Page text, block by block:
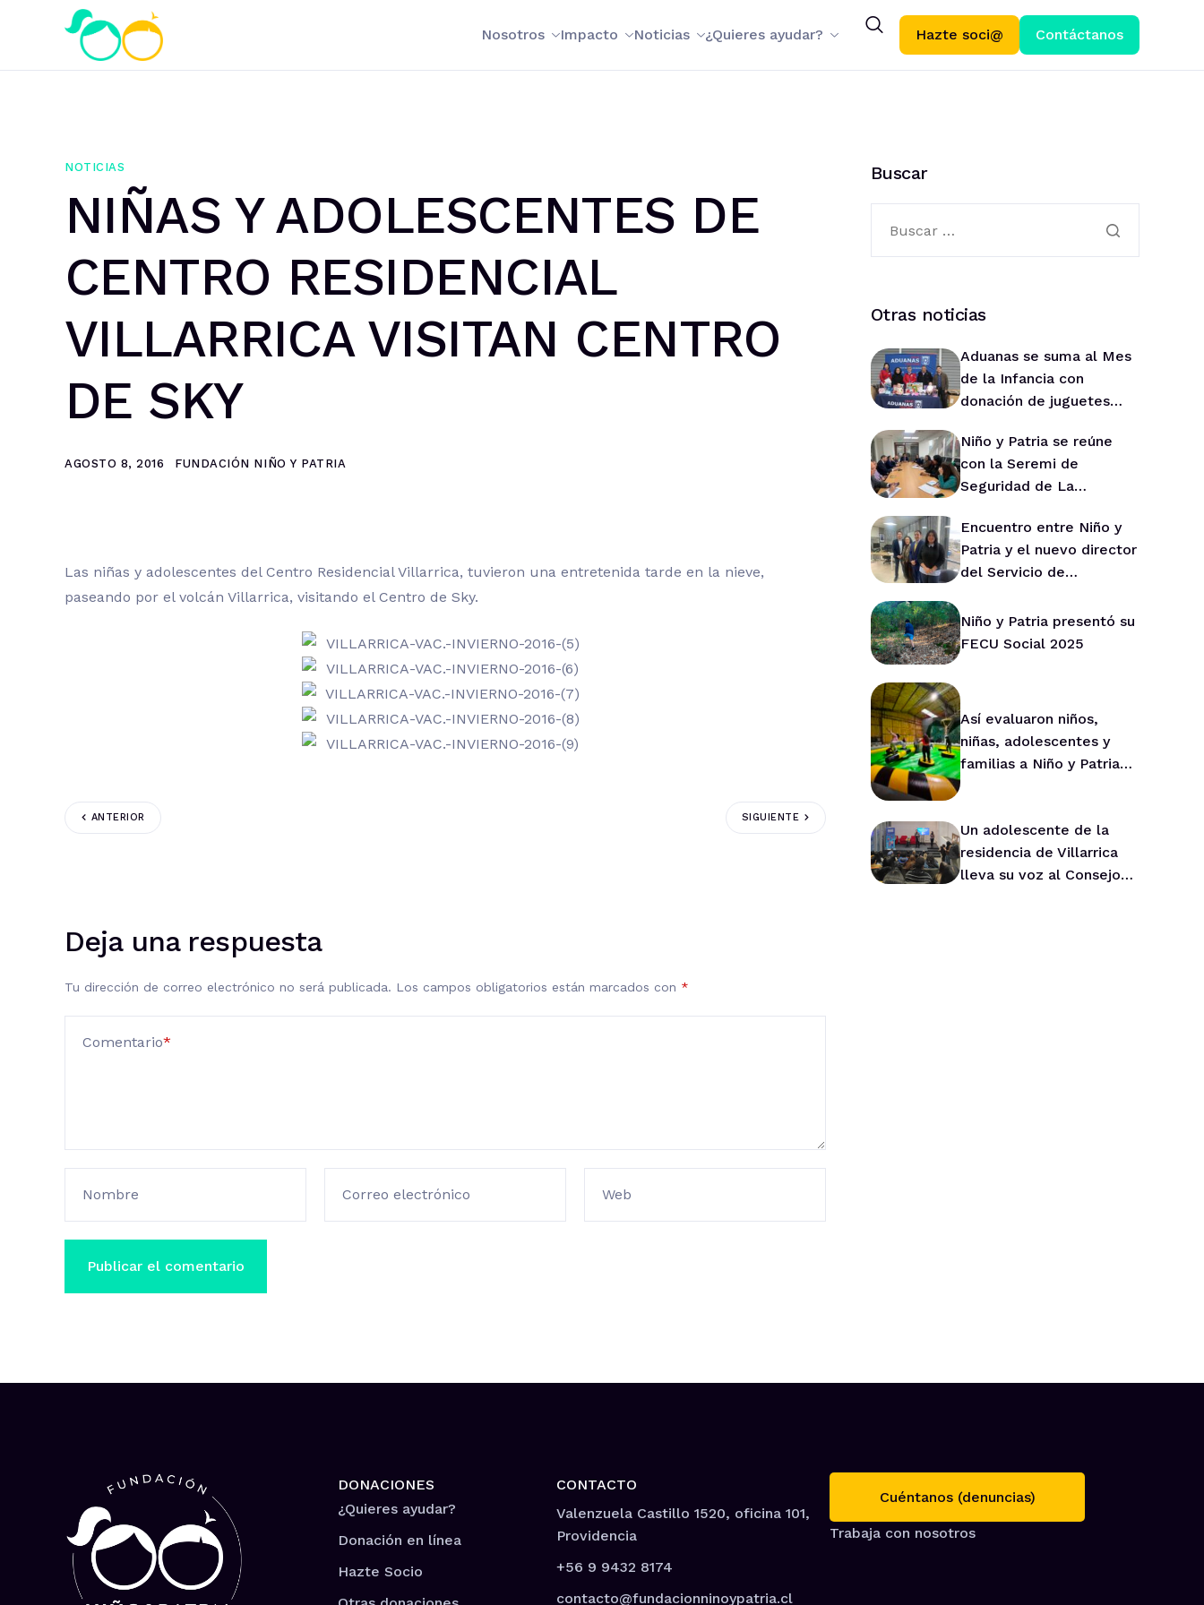
Nosotros Impacto Noticias ¿Quieres ayudar? Hazte soci@ Contáctanos
NOTICIAS
NIÑAS Y ADOLESCENTES DE
CENTRO RESIDENCIAL
VILLARRICA VISITAN CENTRO
DE SKY
AGOSTO 8, 2016 FUNDACIÓN NIÑO Y PATRIA
Las niñas y adolescentes del Centro Residencial Villarrica, tuvieron una entretenida tarde en la nieve,
paseando por el volcán Villarrica, visitando el Centro de Sky.
ANTERIOR SIGUIENTE
Deja una respuesta
Tu dirección de correo electrónico no será publicada. Los campos obligatorios están marcados con *
Comentario*
Nombre Correo electrónico Web
Buscar
Otras noticias
Aduanas se suma al Mes
de la Infancia con
donación de juguetes
Niño y Patria se reúne
con la Seremi de
Seguridad de La
la prevención en la
región
Encuentro entre Niño y
Patria y el nuevo director
del Servicio de
Araucanía marca ruta de
trabajo conjunto
Niño y Patria presentó su
FECU Social 2025
Así evaluaron niños,
niñas, adolescentes y
familias a Niño y Patria
Un adolescente de la
residencia de Villarrica
lleva su voz al Consejo
DONACIONES
¿Quieres ayudar?
Donación en línea
Hazte Socio
CONTACTO
Valenzuela Castillo 1520, oficina 101,
Providencia
+56 9 9432 8174
contacto@fundacionninoypatria.cl
Cuéntanos (denuncias)
Trabaja con nosotros